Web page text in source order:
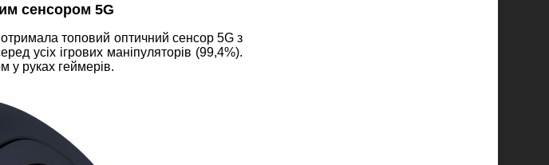
сенсором 5G
топовий оптичний сенсор 5G з
усіх ігрових маніпуляторів (99,4%).
у руках геймерів.